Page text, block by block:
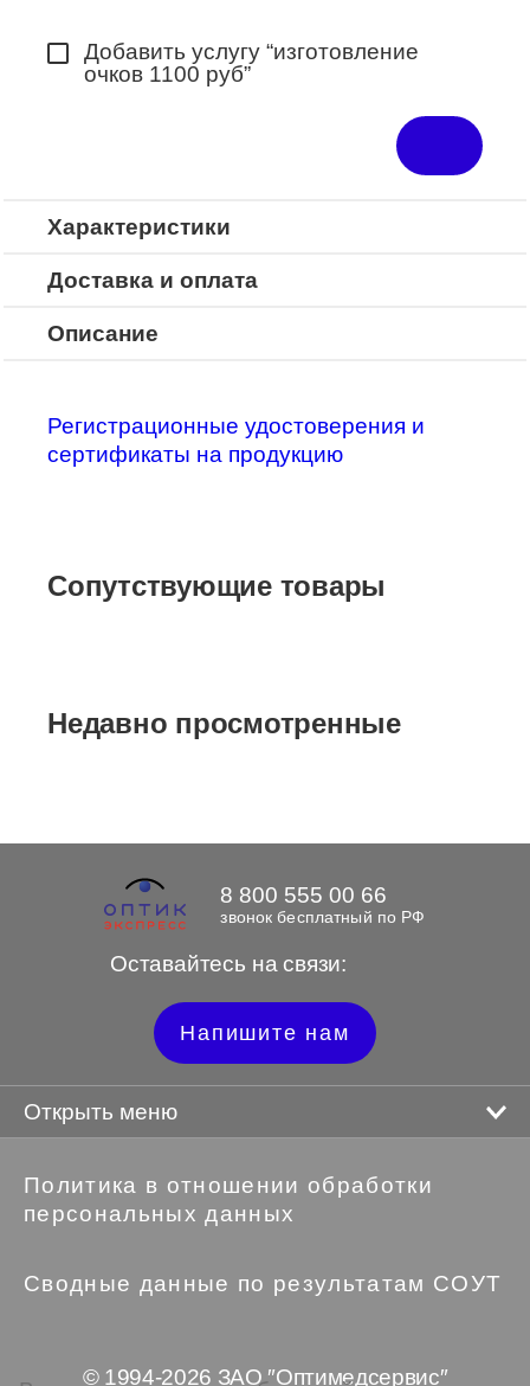
Добавить услугу “изготовление
очков 1100 руб”
Характеристики
Доставка и оплата
Описание
Регистрационные удостоверения и
сертификаты на продукцию
Сопутствующие товары
Недавно просмотренные
Оставайтесь на связи:
8 800 555 00 66
звонок бесплатный по РФ
Напишите нам
Открыть меню
Политика в отношении обработки
персональных данных
Сводные данные по результатам СОУТ
© 1994-2026 ЗАО ″Оптимедсервис″